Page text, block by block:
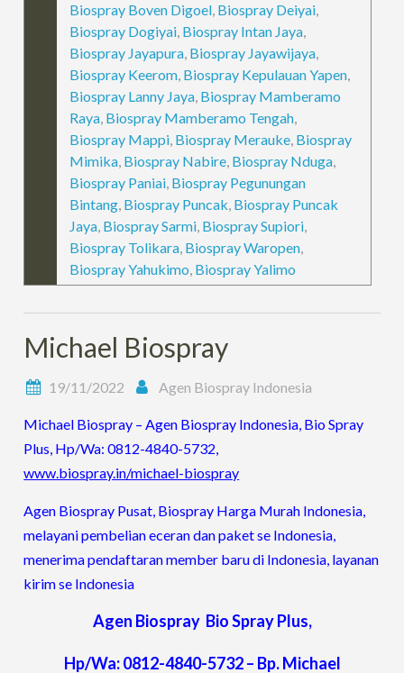
Biospray Boven Digoel, Biospray Deiyai,
Biospray Dogiyai, Biospray Intan Jaya,
Biospray Jayapura, Biospray Jayawijaya,
Biospray Keerom, Biospray Kepulauan Yapen,
Biospray Lanny Jaya, Biospray Mamberamo
Raya, Biospray Mamberamo Tengah,
Biospray Mappi, Biospray Merauke, Biospray
Mimika, Biospray Nabire, Biospray Nduga,
Biospray Paniai, Biospray Pegunungan
Bintang, Biospray Puncak, Biospray Puncak
Jaya, Biospray Sarmi, Biospray Supiori,
Biospray Tolikara, Biospray Waropen,
Biospray Yahukimo, Biospray Yalimo
Michael Biospray
19/11/2022 Agen Biospray Indonesia
Michael Biospray – Agen Biospray Indonesia, Bio Spray
Plus, Hp/Wa: 0812-4840-5732,
www.biospray.in/michael-biospray
Agen Biospray Pusat, Biospray Harga Murah Indonesia,
melayani pembelian eceran dan paket se Indonesia,
menerima pendaftaran member baru di Indonesia, layanan
kirim se Indonesia
Agen Biospray Bio Spray Plus,
Hp/Wa: 0812-4840-5732 – Bp. Michael